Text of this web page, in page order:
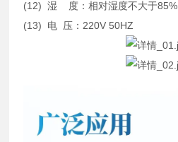
(12) 湿 度：相对湿度不大于85%
(13) 电 压：220V 50HZ